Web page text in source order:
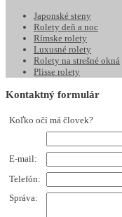
Japonské steny
Rolety deň a noc
Rímske rolety
Luxusné rolety
Rolety na strešné okná
Plisse rolety
Kontaktný formulár
Koľko očí má človek?
E-mail:
Telefón:
Správa: